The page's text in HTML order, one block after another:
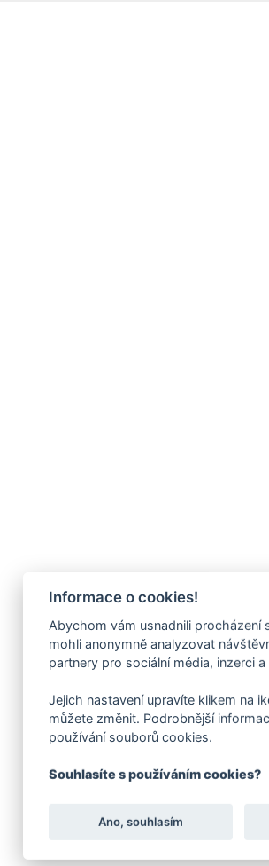
Informace o cookies!
Abychom vám usnadnili procházení
mohli anonymně analyzovat
partnery pro sociální média, inzerci a
Jejich nastavení upravíte klikem na
můžete změnit. Podrobnější
používání souborů cookies.
Souhlasíte s používáním cookies?
Ano, souhlasím